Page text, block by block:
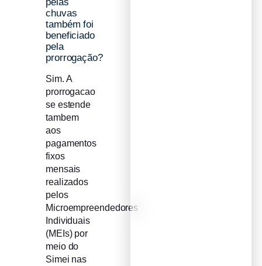
chuvas
também foi
beneficiado
pela
prorrogação?
Sim. A
prorrogacao
se estende
tambem
aos
pagamentos
fixos
mensais
realizados
pelos
Microempreendedores
Individuais
(MEIs) por
meio do
Simei nas